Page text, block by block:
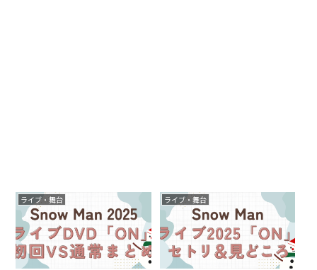
ライブ・舞台 ライブ・舞台